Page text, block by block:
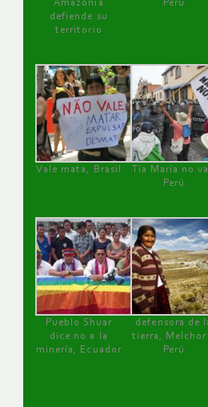
Amazonía
defiende su
territorio
Perú
Vale mata, Brasil
Tía María no
Perú
Pueblo Shuar
dice no a la
minería, Ecuador
defensora de
tierra,
Perú